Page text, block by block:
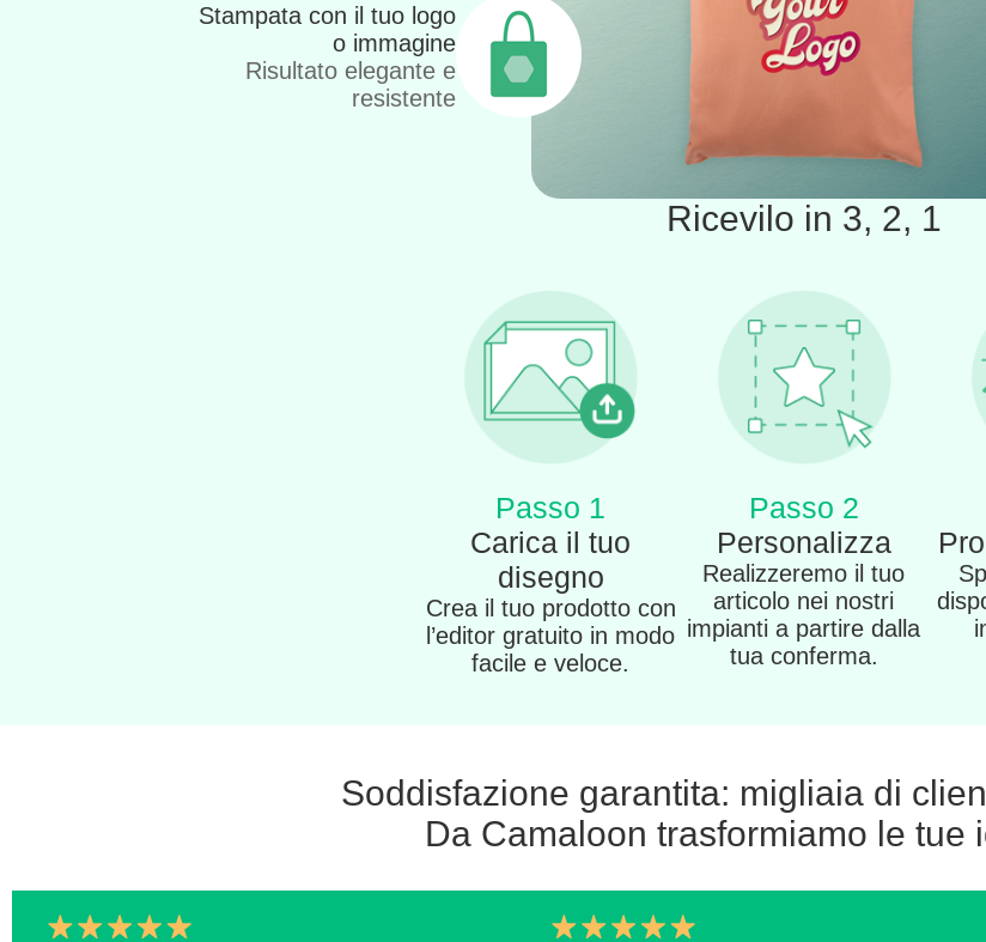
Stampata con il tuo logo
o immagine
Risultato elegante e
resistente
Ricevilo in 3, 2, 1
Passo 1
Carica il tuo
disegno
Crea il tuo prodotto con
l’editor gratuito in modo
facile e veloce.
Passo 2
Personalizza
Realizzeremo il tuo
articolo nei nostri
impianti a partire dalla
tua conferma.
Soddisfazione garantita: migliaia di
Da Camaloon trasformiamo le tue